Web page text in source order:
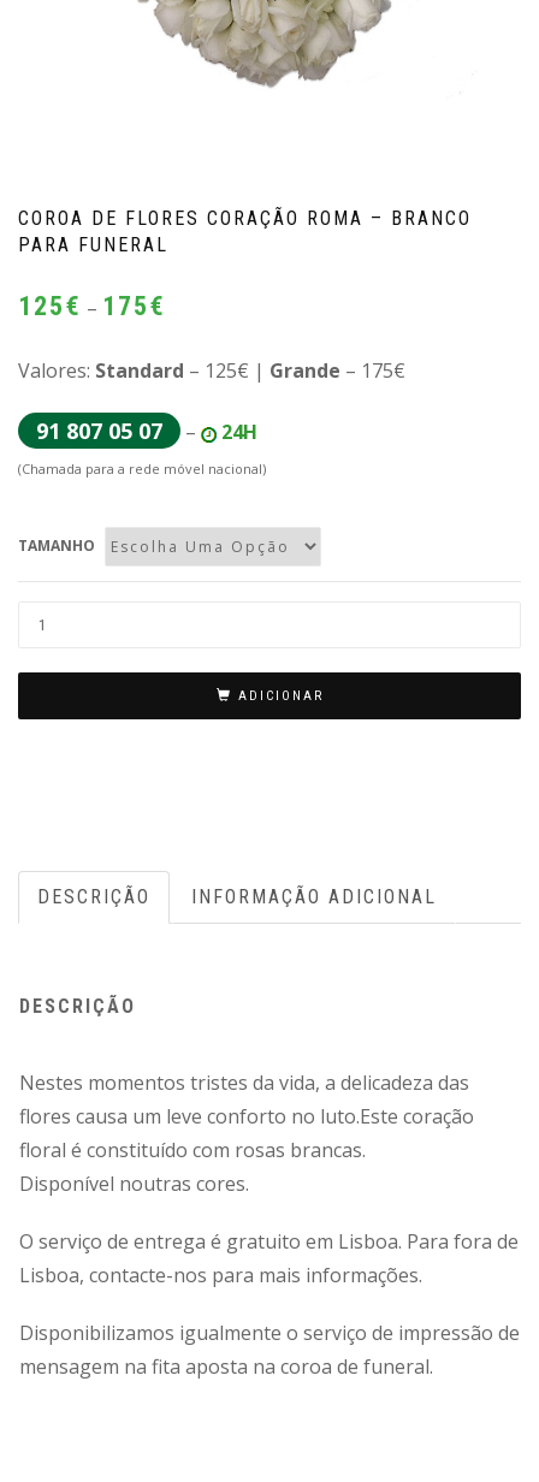
COROA DE FLORES CORAÇÃO ROMA – BRANCO
PARA FUNERAL
125€ – 175€
125€
175€
Valores: Standard – 125€ | Grande – 175€
91 807 05 07 – 24H
(Chamada para a rede móvel nacional)
TAMANHO
Quantidade
de
branco
para
ADICIONAR
DESCRIÇÃO INFORMAÇÃO ADICIONAL
DESCRIÇÃO
Nestes momentos tristes da vida, a delicadeza das
flores causa um leve conforto no luto.Este coração
floral é constituído com rosas brancas.
Disponível noutras cores.
O serviço de entrega é gratuito em Lisboa. Para fora de
Lisboa, contacte-nos para mais informações.
Disponibilizamos igualmente o serviço de impressão de
mensagem na fita aposta na coroa de funeral.